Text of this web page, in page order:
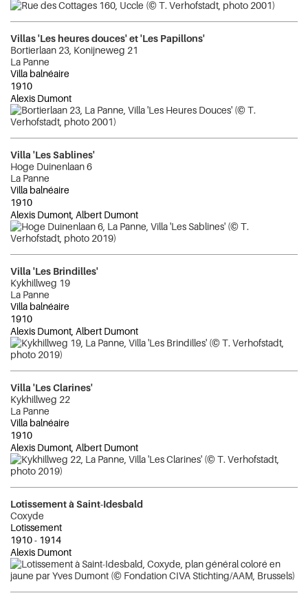
Villas 'Les heures douces' et 'Les Papillons'
Bortierlaan 23, Konijneweg 21
La Panne
Villa balnéaire
1910
Alexis Dumont
Villa 'Les Sablines'
Hoge Duinenlaan 6
La Panne
Villa balnéaire
1910
Alexis Dumont, Albert Dumont
Villa 'Les Brindilles'
Kykhillweg 19
La Panne
Villa balnéaire
1910
Alexis Dumont, Albert Dumont
Villa 'Les Clarines'
Kykhillweg 22
La Panne
Villa balnéaire
1910
Alexis Dumont, Albert Dumont
Lotissement à Saint-Idesbald
Coxyde
Lotissement
1910- 1914
Alexis Dumont